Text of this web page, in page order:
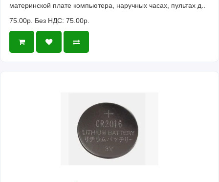
материнской плате компьютера, наручных часах, пультах д..
75.00р. Без НДС: 75.00р.